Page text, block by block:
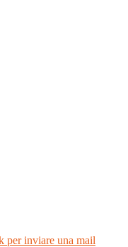
per inviare una mail